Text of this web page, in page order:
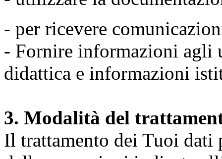
- per ricevere
- Fornire informazioni agli
didattica e informazioni
3. Modalità del
Il trattamento dei Tuoi dati